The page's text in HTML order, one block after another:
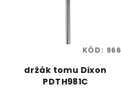
držák tomu Dixon
PDTH981C
KÓD: 966